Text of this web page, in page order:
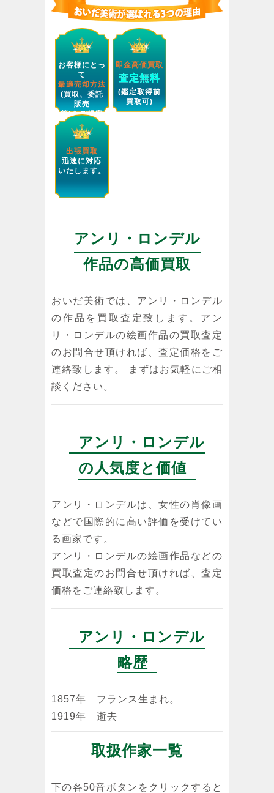
お客様にとっ
て
最適売却方法
(買取、委託
販売
等)をご提案
します。
即金高価買取
査定無料
(鑑定取得前
買取可)
出張買取
迅速に対応
いたします。
アンリ・ロンデル
作品の高価買取
おいだ美術では、アンリ・ロンデル
の作品を買取査定致します。アン
リ・ロンデルの絵画作品の買取査定
のお問合せ頂ければ、査定価格をご
連絡致します。 まずはお気軽にご相
談ください。
アンリ・ロンデル
の人気度と価値
アンリ・ロンデルは、女性の肖像画
などで国際的に高い評価を受けてい
る画家です。
アンリ・ロンデルの絵画作品などの
買取査定のお問合せ頂ければ、査定
価格をご連絡致します。
アンリ・ロンデル
略歴
1857年 フランス生まれ。
1919年 逝去
取扱作家一覧
下の各50音ボタンをクリックすると